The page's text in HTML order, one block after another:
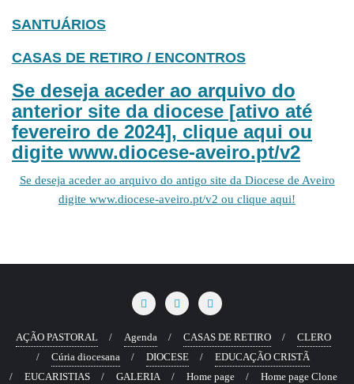
SANTUÁRIOS
CASAS DE RETIRO / ENCONTROS
Se deseja aceder ao arquivo do
anterior site da diocese [ativo até
fevereiro de 2024], clique aqui ou
digite www.diocese-aveiro.pt/v2
Se deseja aceder ao arquivo do antigo site da Diocese de Aveiro
digite www.diocese-aveiro.pt/v2 ou clique aqui!
AÇÃO PASTORAL Agenda CASAS DE RETIRO
CLERO
Cúria diocesana
DIOCESE
EDUCAÇÃO CRISTÃ
EUCARISTIAS
GALERIA Home page Home page Clone